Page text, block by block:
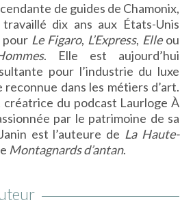
POLAR
IMAGINAIRE
GÉNÉRALE
PHILOSOPHIE
BEAUX-LIVRES
D’ANTAN & 100% VINTAGE
ART & CULTURE
de guides de Chamonix,
dix ans aux États-Unis
pour Le Figaro, L’Express, Elleou
. Elle est aujourd’hui
pour l’industrie du luxe
dans les métiers d’art.
créatrice du podcast Laurloge À
par le patrimoine de sa
est l’auteure de La Haute-
Montagnards d’antan.